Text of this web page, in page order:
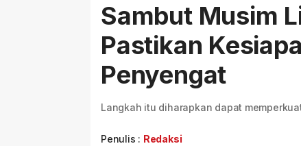
Sambut Musim
Pastikan
Penyengat
Langkah itu diharapkan dapat
Penulis : Redaksi